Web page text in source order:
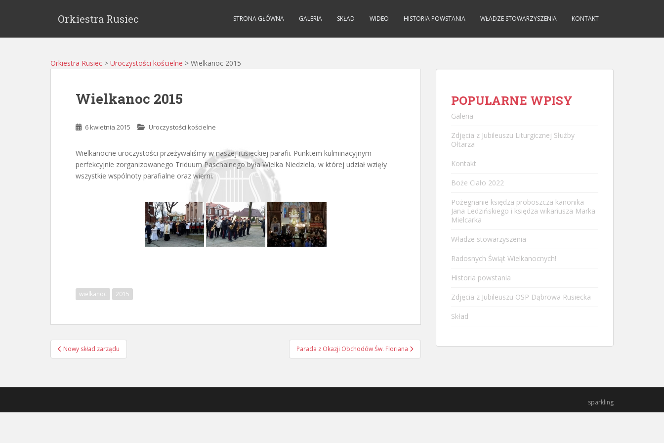
Orkiestra Rusiec STRONA GŁÓWNA GALERIA SKŁAD WIDEO HISTORIA POWSTANIA WŁADZE STOWARZYSZENIA KONTAKT
Orkiestra Rusiec > Uroczystości kościelne > Wielkanoc 2015
Wielkanoc 2015
6 kwietnia 2015 Uroczystości kościelne
Wielkanocne uroczystości przeżywaliśmy w naszej rusieckiej parafii. Punktem kulminacyjnym
perfekcyjnie zorganizowanego Triduum Paschalnego była Wielka Niedziela, w której udział wzięły
wszystkie wspólnoty parafialne oraz wierni.
wielkanoc 2015
Nawigacja
postu
Nowy skład zarządu Parada z Okazji Obchodów Św. Floriana
POPULARNE WPISY
Galeria
Zdjęcia z Jubileuszu Liturgicznej Służby
Ołtarza
Kontakt
Boże Ciało 2022
Pożegnanie księdza proboszcza kanonika
Jana Ledzińskiego i księdza wikariusza Marka
Mielcarka
Władze stowarzyszenia
Radosnych Świąt Wielkanocnych!
Historia powstania
Zdjęcia z Jubileuszu OSP Dąbrowa Rusiecka
Skład
sparkling